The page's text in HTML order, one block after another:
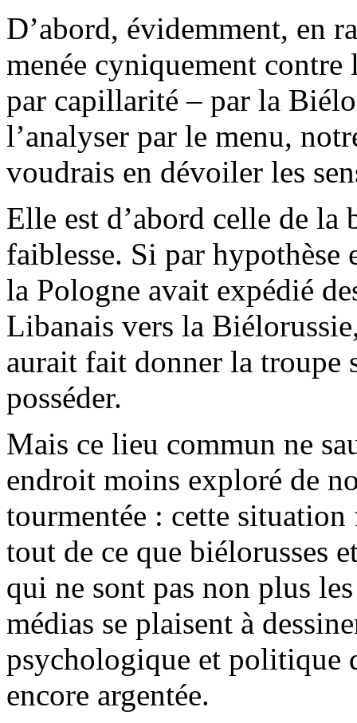
D’abord, évidemment, en
menée cyniquement
par capillarité – par la
l’analyser par le menu,
voudrais en dévoiler les
Elle est d’abord celle de la
faiblesse. Si par hypothèse
la Pologne avait expédié
Libanais vers la
aurait fait donner la troupe
posséder.
Mais ce lieu commun ne
endroit moins exploré de
tourmentée : cette
tout de ce que biélorusses
qui ne sont pas non plus
médias se plaisent à
psychologique et politique
encore argentée.